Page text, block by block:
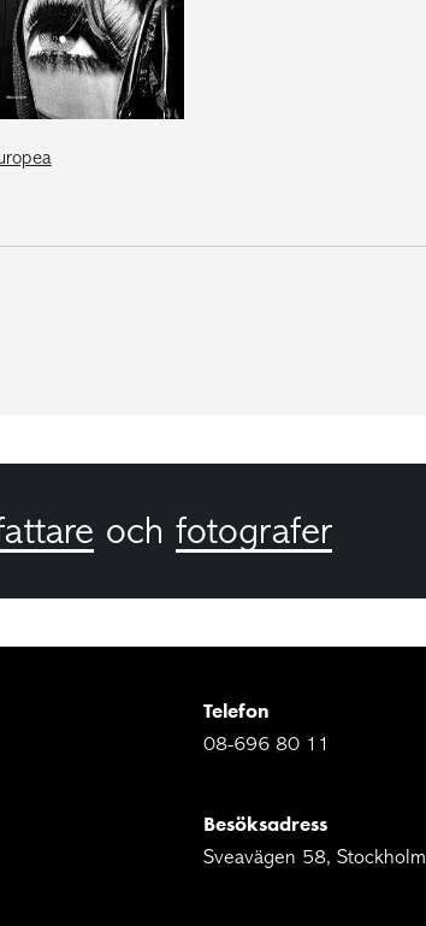
och fotografer
Telefon
08-696 80 11
Besöksadress
Sveavägen 58, Stockholm